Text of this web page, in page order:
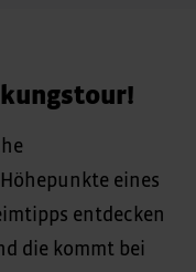
eines
entdecken
die kommt bei